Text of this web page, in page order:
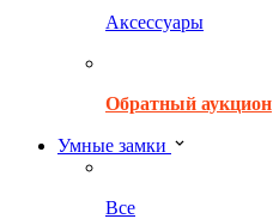
Аксессуары
Обратный аукцион
Умные замки
Все